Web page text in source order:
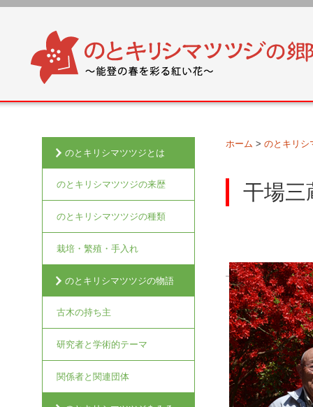
ホーム >のとキリシ
干場三
のとキリシマツツジとは
のとキリシマツツジの来歴
のとキリシマツツジの種類
栽培・繁殖・手入れ
のとキリシマツツジの物語
古木の持ち主
研究者と学術的テーマ
関係者と関連団体